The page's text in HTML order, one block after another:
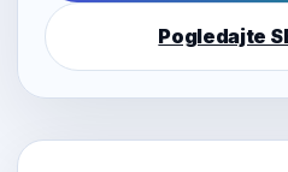
Pogledajte